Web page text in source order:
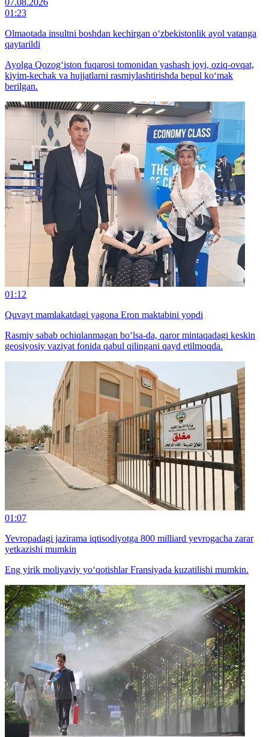
01:23
Olmaotada insultni boshdan kechirgan o‘zbekistonlik ayol vatanga
qaytarildi
Ayolga Qozog‘iston fuqarosi tomonidan yashash joyi, oziq-ovqat,
kiyim-kechak va hujjatlarni rasmiylashtirishda bepul ko‘mak
berilgan.
01:12
Quvayt mamlakatdagi yagona Eron maktabini yopdi
Rasmiy sabab ochiqlanmagan bo‘lsa-da, qaror mintaqadagi keskin
geosiyosiy vaziyat fonida qabul qilingani qayd etilmoqda.
01:07
Yevropadagi jazirama iqtisodiyotga 800 milliard yevrogacha zarar
yetkazishi mumkin
Eng yirik moliyaviy yo‘qotishlar Fransiyada kuzatilishi mumkin.